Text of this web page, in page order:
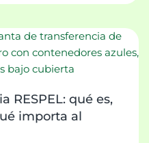
RESPEL: qué es,
importa al